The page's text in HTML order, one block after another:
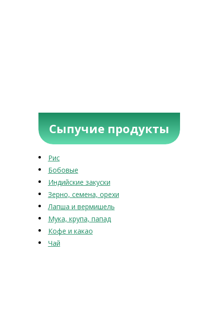
Сыпучие продукты
Рис
Бобовые
Индийские закуски
Зерно, семена, орехи
Лапша и вермишель
Мука, крупа, папад
Кофе и какао
Чай